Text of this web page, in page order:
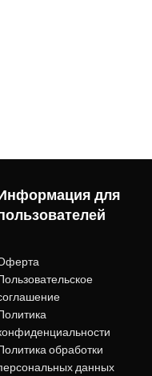
для
обработки
данных